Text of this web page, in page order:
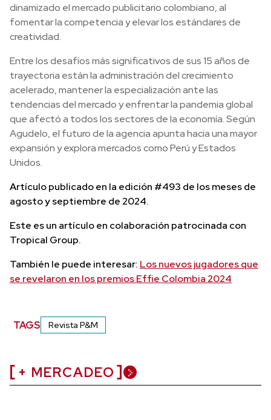
dinamizado el mercado publicitario colombiano, al
fomentar la competencia y elevar los estándares de
creatividad.
Entre los desafíos más significativos de sus 15 años de
trayectoria están la administración del crecimiento
acelerado, mantener la especialización ante las
tendencias del mercado y enfrentar la pandemia global
que afectó a todos los sectores de la economía. Según
Agudelo, el futuro de la agencia apunta hacia una mayor
expansión y explora mercados como Perú y Estados
Unidos.
Artículo publicado en la edición #493 de los meses de
agosto y septiembre de 2024.
Este es un artículo en colaboración patrocinada con
Tropical Group.
También le puede interesar: Los nuevos jugadores que
se revelaron en los premios Effie Colombia 2024
TAGS Revista P&M
+ MERCADEO